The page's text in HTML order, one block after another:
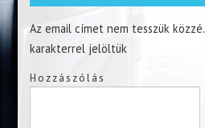
Az email címet nem tesszük közzé.
karakterrel jelöltük
Hozzászólás